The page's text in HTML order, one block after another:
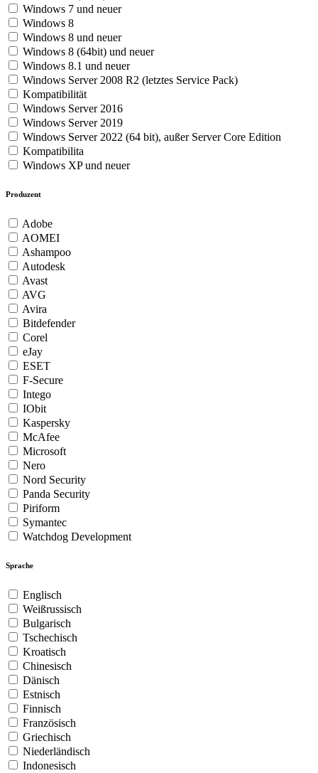
Windows 7 und neuer
Windows 8
Windows 8 und neuer
Windows 8 (64bit) und neuer
Windows 8.1 und neuer
Windows Server 2008 R2 (letztes Service Pack)
Kompatibilität
Windows Server 2016
Windows Server 2019
Windows Server 2022 (64 bit), außer Server Core Edition
Kompatibilita
Windows XP und neuer
Produzent
Adobe
AOMEI
Ashampoo
Autodesk
Avast
AVG
Avira
Bitdefender
Corel
eJay
ESET
F-Secure
Intego
IObit
Kaspersky
McAfee
Microsoft
Nero
Nord Security
Panda Security
Piriform
Symantec
Watchdog Development
Sprache
Englisch
Weißrussisch
Bulgarisch
Tschechisch
Kroatisch
Chinesisch
Dänisch
Estnisch
Finnisch
Französisch
Griechisch
Niederländisch
Indonesisch